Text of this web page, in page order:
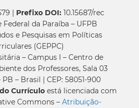
| Prefixo DOI:10.15687/rec
Federal da Paraíba – UFPB
e Pesquisas em Políticas
(GEPPC)
– Campus I – Centro de
dos Professores, Sala 03
PB – Brasil | CEP: 58051-900
Currículo está licenciada com
Commons – Atribuição-